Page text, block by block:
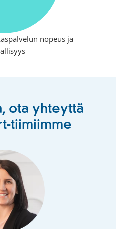
nopeus ja
ota yhteyttä
tiimiimme